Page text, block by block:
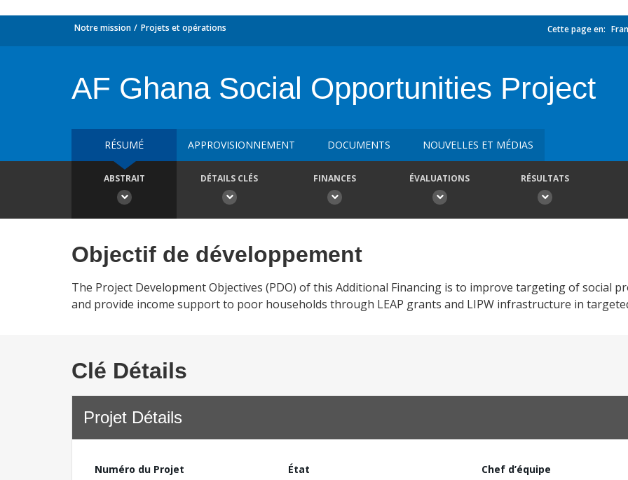
Notre mission Projets et opérations Cette page en:
AF Ghana Social Opportunities Project
RÉSUMÉ APPROVISIONNEMENT DOCUMENTS NOUVELLES ET MÉDIAS
ABSTRAIT DÉTAILS CLÉS FINANCES ÉVALUATIONS RÉSULTATS
Objectif de développement
The Project Development Objectives (PDO) of this Additional Financing is to improve targeting of social
and provide income support to poor households through LEAP grants and LIPW infrastructure in
Clé Détails
Projet Détails
Numéro du Projet
État
Chef d’équipe